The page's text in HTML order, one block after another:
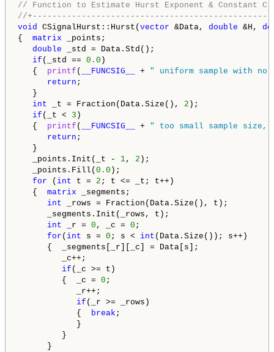
// Function to Estimate Hurst Exponent & Constant C
//
void CSignalHurst::Hurst( vector &Data, double &H,
{ matrix _points;
double _std = Data.Std();
if (_std == 0.0 )
{ printf ( __FUNCSIG__ + " uniform sample with
return ;
}
int _t = Fraction(Data.Size(), 2 );
if (_t < 3 )
{ printf ( __FUNCSIG__ + " too small sample size,
return ;
}
_points.Init(_t - 1, 2 );
_points.Fill( 0.0 );
for ( int t = 2 ; t <= _t; t++)
{ matrix _segments;
int _rows = Fraction(Data.Size(), t);
_segments.Init(_rows, t);
int _r = 0 , _c = 0 ;
for ( int s = 0 ; s < int (Data.Size()); s++)
{  _segments[_r][_c] = Data[s];
_c++;
if (_c >= t)
{  _c = 0 ;
_r++;
if (_r >= _rows)
{ break ;
}
}
}